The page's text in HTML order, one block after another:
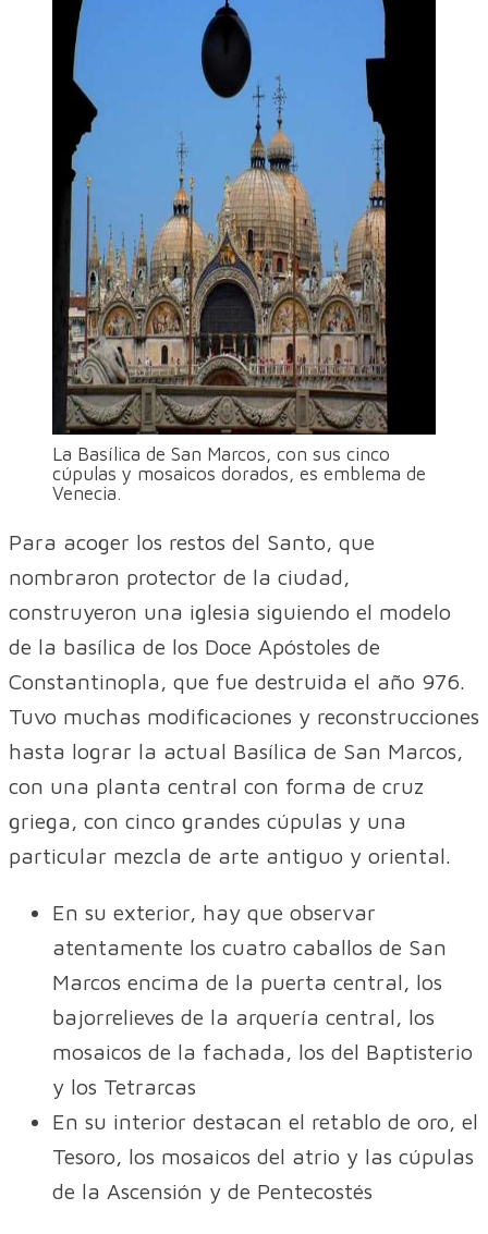
La Basílica de San Marcos, con sus cinco
cúpulas y mosaicos dorados, es emblema de
Venecia.
Para acoger los restos del Santo, que
nombraron protector de la ciudad,
construyeron una iglesia siguiendo el modelo
de la basílica de los Doce Apóstoles de
Constantinopla, que fue destruida el año 976.
Tuvo muchas modificaciones y reconstrucciones
hasta lograr la actual Basílica de San Marcos,
con una planta central con forma de cruz
griega, con cinco grandes cúpulas y una
particular mezcla de arte antiguo y oriental.
En su exterior, hay que observar
atentamente los cuatro caballos de San
Marcos encima de la puerta central, los
bajorrelieves de la arquería central, los
mosaicos de la fachada, los del Baptisterio
y los Tetrarcas
En su interior destacan el retablo de oro, el
Tesoro, los mosaicos del atrio y las cúpulas
de la Ascensión y de Pentecostés